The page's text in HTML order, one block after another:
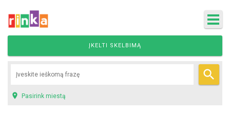
ĮKELTI SKELBIMĄ

 Pasirink miestą